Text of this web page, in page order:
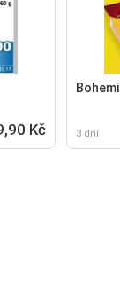
Kč 3 dní